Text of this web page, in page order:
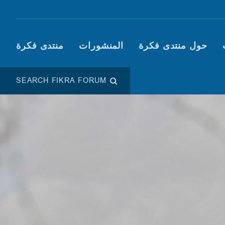
Main navigation (Fikra
حول منتدى فكرة المنشورات منتدى فكرة
SEARCH FIKRA FORUM